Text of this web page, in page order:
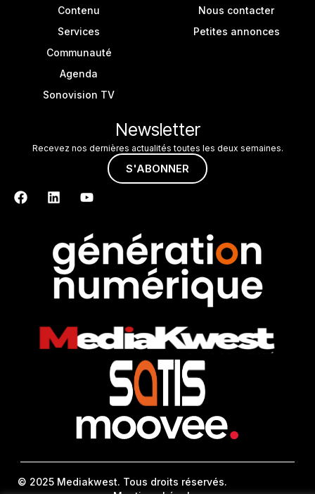
Contenu
Services
Communauté
Agenda
Sonovision TV
Nous contacter
Petites annonces
Newsletter
Recevez nos dernières actualités toutes les deux semaines.
S'ABONNER
© 2025 Mediakwest. Tous droits réservés.